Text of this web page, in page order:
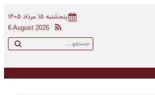
پنجشنبه ۱۵ مرداد ۱۴۰۵
6 August 2026